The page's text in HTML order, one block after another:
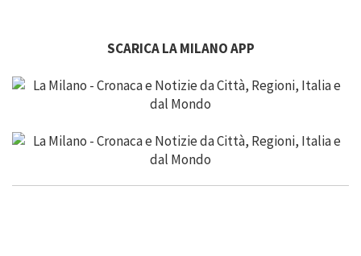
SCARICA LA MILANO APP